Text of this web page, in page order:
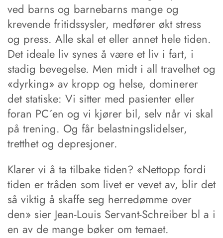
ved barns og barnebarns mange og
krevende fritidssysler, medfører økt stress
og press. Alle skal et eller annet hele tiden.
Det ideale liv synes å være et liv i fart, i
stadig bevegelse. Men midt i all travelhet og
«dyrking» av kropp og helse, dominerer
det statiske: Vi sitter med pasienter eller
foran PC´en og vi kjører bil, selv når vi skal
på trening. Og får belastningslidelser,
tretthet og depresjoner.
Klarer vi å ta tilbake tiden? «Nettopp fordi
tiden er tråden som livet er vevet av, blir det
så viktig å skaffe seg herredømme over
den» sier Jean-Louis Servant-Schreiber bl a i
en av de mange bøker om temaet.